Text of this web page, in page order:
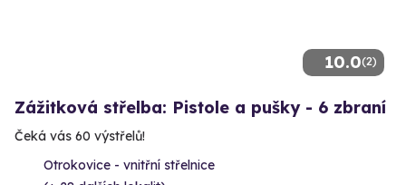
10.0(2)
Zážitková střelba: Pistole a pušky - 6 zbraní
Čeká vás 60 výstřelů!
Otrokovice - vnitřní střelnice